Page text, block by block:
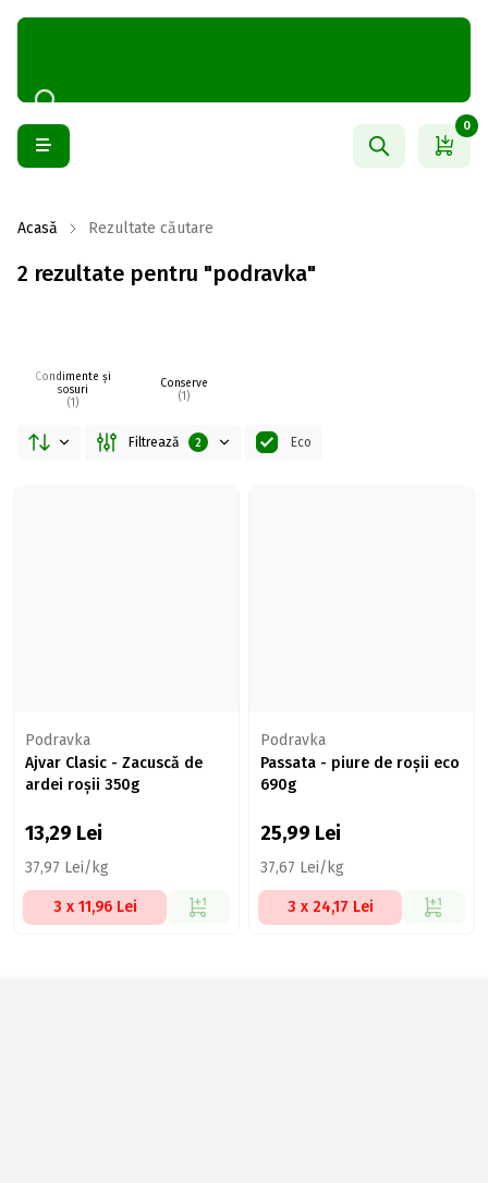
0
Acasă Rezultate căutare
2 rezultate pentru "podravka"
Condimente și
sosuri
(1)
Conserve
(1)
Filtrează 2 Eco
Podravka
Ajvar Clasic - Zacuscă de
ardei roșii 350g
13,29 Lei
37,97 Lei/kg
3 x 11,96 Lei
Podravka
Passata - piure de roșii eco
690g
25,99 Lei
37,67 Lei/kg
3 x 24,17 Lei